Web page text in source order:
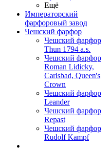
Ещё
Императорский
фарфоровый завод
Чешский фарфор
Чешский фарфор
Thun 1794 a.s.
Чешский фарфор
Roman Lidicky,
Carlsbad, Queen's
Crown
Чешский фарфор
Leander
Чешский фарфор
Repast
Чешский фарфор
Rudolf Kampf